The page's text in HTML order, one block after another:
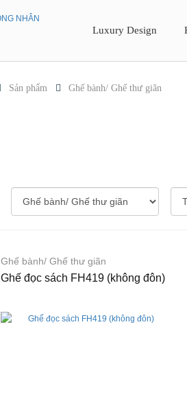
Luxury Design
Sản phẩm Ghế bành/ Ghế thư giãn
Ghế bành/ Ghế thư giãn
Ghế đọc sách FH419 (không đôn)